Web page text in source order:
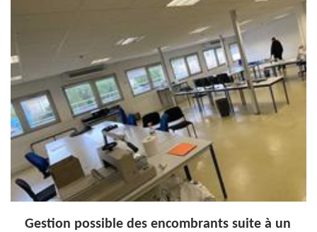
Gestion possible des encombrants suite à un